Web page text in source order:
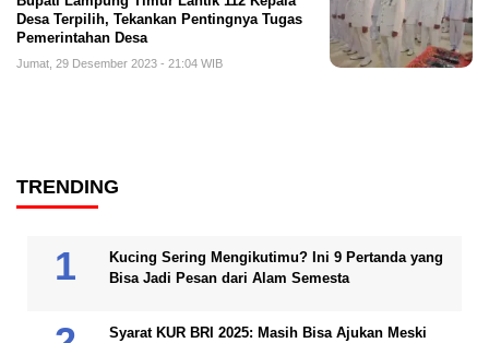
Desa Terpilih, Tekankan Pentingnya Tugas
Pemerintahan Desa
Jumat, 29 Desember 2023 - 21:04 WIB
TRENDING
Kucing Sering Mengikutimu? Ini 9 Pertanda yang
Bisa Jadi Pesan dari Alam Semesta
Syarat KUR BRI 2025: Masih Bisa Ajukan Meski